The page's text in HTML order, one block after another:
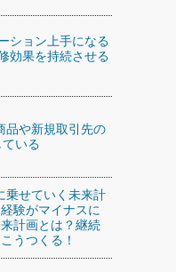
「ミミガク」のすすめ
ション上手になる
効果を持続させる
品や新規取引先の
いる
乗せていく未来計
験がマイナスに
計画とは？継続
うつくる！